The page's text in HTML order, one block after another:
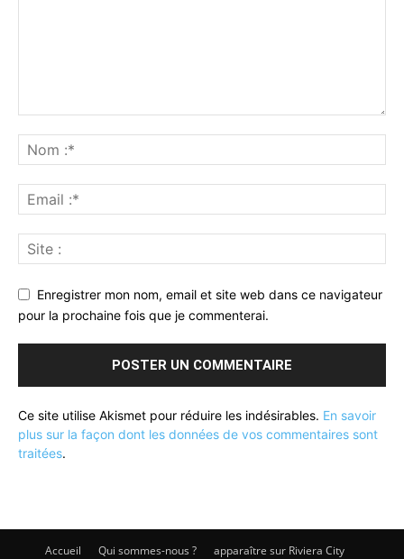
Enregistrer mon nom, email et site web dans ce navigateur
pour la prochaine fois que je commenterai.
Ce site utilise Akismet pour réduire les indésirables. En savoir
plus sur la façon dont les données de vos commentaires sont
traitées.
Accueil Qui sommes-nous ? apparaître sur Riviera City